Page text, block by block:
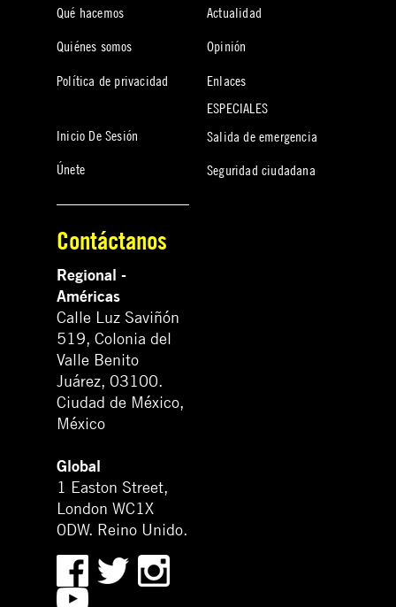
Qué hacemos
Quiénes somos
Política de privacidad
Inicio De Sesión
Únete
Actualidad
Opinión
Enlaces
ESPECIALES
Salida de emergencia
Seguridad ciudadana
Contáctanos
Regional -
Américas
Calle Luz Saviñón
519, Colonia del
Valle Benito
Juárez, 03100.
Ciudad de México,
México
Global
1 Easton Street,
London WC1X
0DW. Reino Unido.